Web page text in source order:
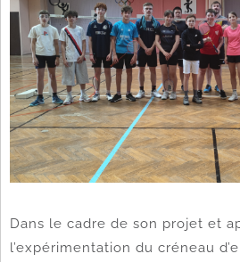
Dans le cadre de son projet et
l’expérimentation du créneau